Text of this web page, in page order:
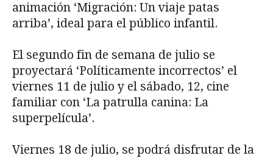
animación ‘Migración: Un viaje patas
arriba’, ideal para el público infantil.
El segundo fin de semana de julio se
proyectará ‘Políticamente incorrectos’ el
viernes 11 de julio y el sábado, 12, cine
familiar con ‘La patrulla canina: La
superpelícula’.
Viernes 18 de julio, se podrá disfrutar de la